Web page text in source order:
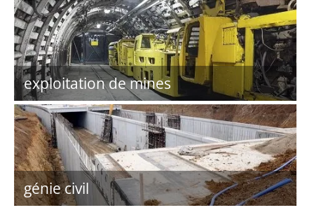
exploitation de mines
génie civil